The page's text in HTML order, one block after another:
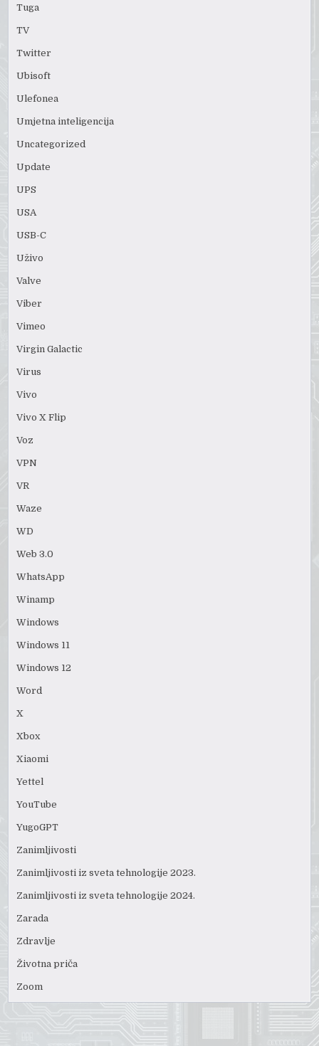
Tuga
TV
Twitter
Ubisoft
Ulefonea
Umjetna inteligencija
Uncategorized
Update
UPS
USA
USB-C
Uživo
Valve
Viber
Vimeo
Virgin Galactic
Virus
Vivo
Vivo X Flip
Voz
VPN
VR
Waze
WD
Web 3.0
WhatsApp
Winamp
Windows
Windows 11
Windows 12
Word
X
Xbox
Xiaomi
Yettel
YouTube
YugoGPT
Zanimljivosti
Zanimljivosti iz sveta tehnologije 2023.
Zanimljivosti iz sveta tehnologije 2024.
Zarada
Zdravlje
Životna priča
Zoom